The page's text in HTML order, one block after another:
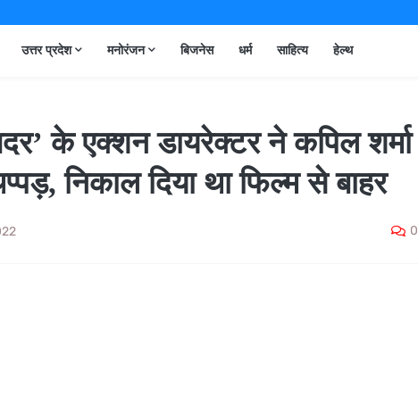
उत्तर प्रदेश मनोरंजन बिजनेस धर्म साहित्य हेल्थ
के एक्शन डायरेक्टर ने कपिल शर्मा
निकाल दिया था फिल्म से बाहर
0